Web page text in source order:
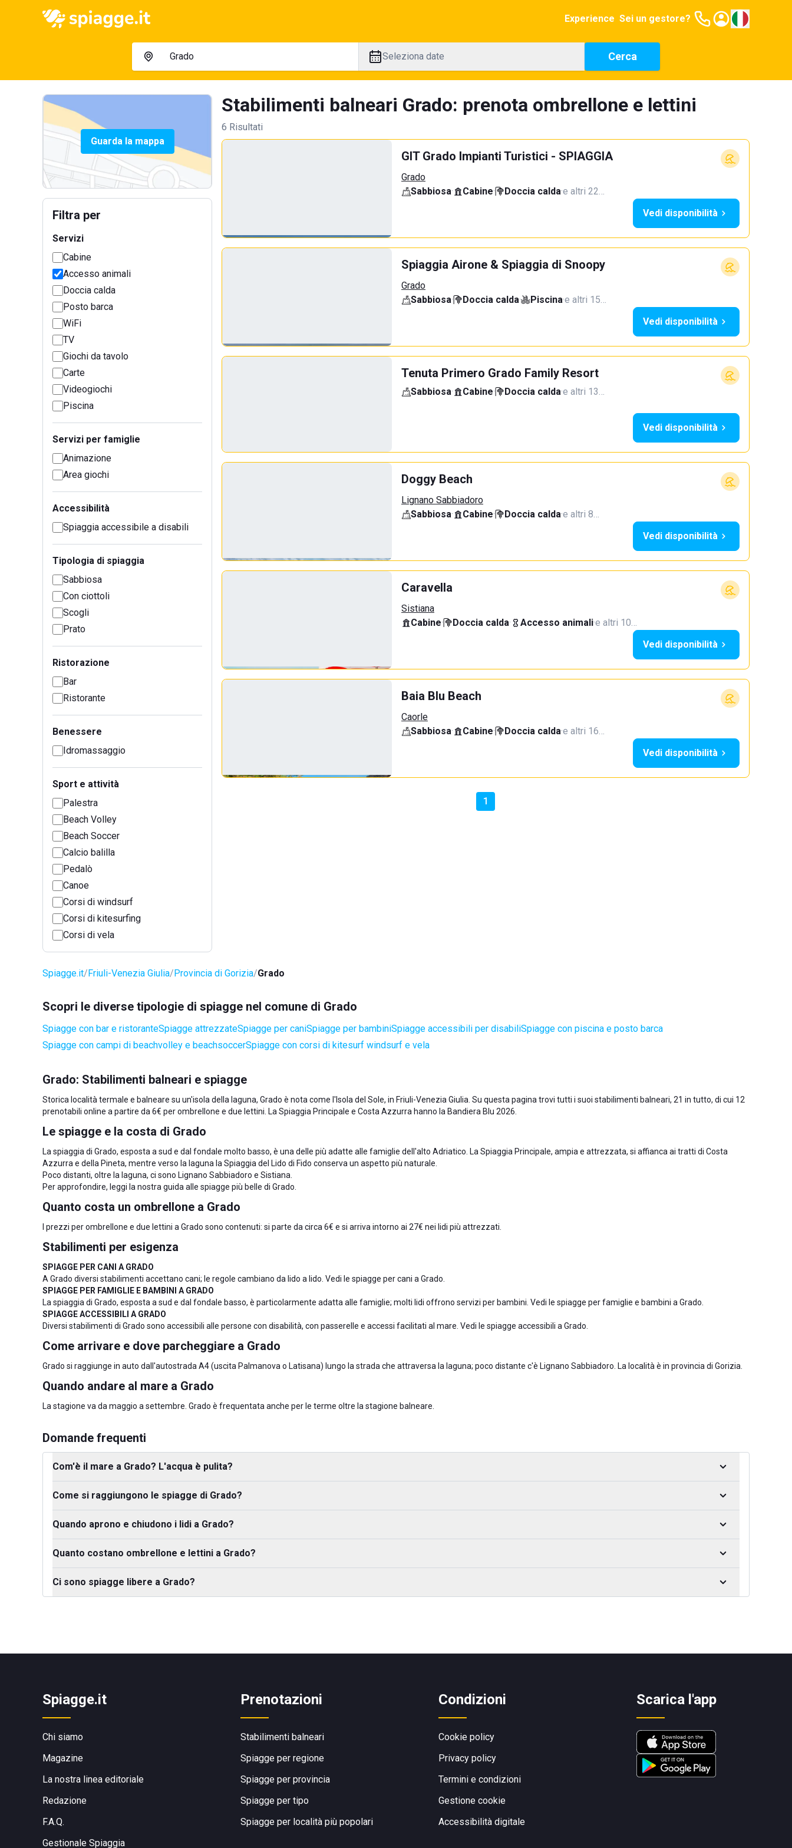
Experience Sei un gestore?
Seleziona date Cerca
Guarda la mappa
Filtra per
Servizi
Cabine
Accesso animali
Doccia calda
Posto barca
WiFi
TV
Giochi da tavolo
Carte
Videogiochi
Piscina
Servizi per famiglie
Animazione
Area giochi
Accessibilità
Spiaggia accessibile a disabili
Tipologia di spiaggia
Sabbiosa
Con ciottoli
Scogli
Prato
Ristorazione
Bar
Ristorante
Benessere
Idromassaggio
Sport e attività
Palestra
Beach Volley
Beach Soccer
Calcio balilla
Pedalò
Canoe
Corsi di windsurf
Corsi di kitesurfing
Corsi di vela
Stabilimenti balneari Grado: prenota ombrellone e lettini
6 Risultati
GIT Grado Impianti Turistici - SPIAGGIA
Grado
Sabbiosa· Cabine· Doccia calda·e altri 22…
Vedi disponibilità
Spiaggia Airone & Spiaggia di Snoopy
Grado
Sabbiosa· Doccia calda· Piscina·e altri 15…
Vedi disponibilità
Tenuta Primero Grado Family Resort
Sabbiosa· Cabine· Doccia calda·e altri 13…
Vedi disponibilità
Doggy Beach
Lignano Sabbiadoro
Sabbiosa· Cabine· Doccia calda·e altri 8…
Vedi disponibilità
Caravella
Sistiana
Cabine· Doccia calda· Accesso animali·e altri 10…
Vedi disponibilità
Baia Blu Beach
Caorle
Sabbiosa· Cabine· Doccia calda·e altri 16…
Vedi disponibilità
1
Spiagge.it Friuli-Venezia Giulia Provincia di Gorizia Grado
Scopri le diverse tipologie di spiagge nel comune di Grado
Spiagge con bar e ristoranteSpiagge attrezzateSpiagge per caniSpiagge per bambiniSpiagge accessibili per disabiliSpiagge con piscina e posto barca
Spiagge con campi di beachvolley e beachsoccerSpiagge con corsi di kitesurf windsurf e vela
Grado: Stabilimenti balneari e spiagge
Storica località termale e balneare su un'isola della laguna, Grado è nota come l'Isola del Sole, in Friuli-Venezia Giulia. Su questa pagina trovi tutti i suoi stabilimenti balneari, 21 in tutto, di cui 12
prenotabili online a partire da 6€ per ombrellone e due lettini. La Spiaggia Principale e Costa Azzurra hanno la Bandiera Blu 2026.
Le spiagge e la costa di Grado
La spiaggia di Grado, esposta a sud e dal fondale molto basso, è una delle più adatte alle famiglie dell'alto Adriatico. La Spiaggia Principale, ampia e attrezzata, si affianca ai tratti di Costa
Azzurra e della Pineta, mentre verso la laguna la Spiaggia del Lido di Fido conserva un aspetto più naturale.
Poco distanti, oltre la laguna, ci sono Lignano Sabbiadoro e Sistiana
Per approfondire, leggi la nostra guida alle spiagge più belle di Grado
Quanto costa un ombrellone a Grado
I prezzi per ombrellone e due lettini a Grado sono contenuti: si parte da circa 6€ e si arriva intorno ai 27€ nei lidi più attrezzati.
Stabilimenti per esigenza
SPIAGGE PER CANI A GRADO
A Grado diversi stabilimenti accettano cani; le regole cambiano da lido a lido. Vedi le spiagge per cani a Grado
SPIAGGE PER FAMIGLIE E BAMBINI A GRADO
La spiaggia di Grado, esposta a sud e dal fondale basso, è particolarmente adatta alle famiglie; molti lidi offrono servizi per bambini. Vedi le spiagge per famiglie e bambini a Grado
SPIAGGE ACCESSIBILI A GRADO
Diversi stabilimenti di Grado sono accessibili alle persone con disabilità, con passerelle e accessi facilitati al mare. Vedi le spiagge accessibili a Grado
Come arrivare e dove parcheggiare a Grado
Grado si raggiunge in auto dall'autostrada A4 (uscita Palmanova o Latisana) lungo la strada che attraversa la laguna; poco distante c'è Lignano Sabbiadoro . La località è in provincia di Gorizia
Quando andare al mare a Grado
La stagione va da maggio a settembre. Grado è frequentata anche per le terme oltre la stagione balneare.
Domande frequenti
Com'è il mare a Grado? L'acqua è pulita?
Come si raggiungono le spiagge di Grado?
Quando aprono e chiudono i lidi a Grado?
Quanto costano ombrellone e lettini a Grado?
Ci sono spiagge libere a Grado?
Spiagge.it
Chi siamo
Magazine
La nostra linea editoriale
Redazione
F.A.Q.
Gestionale Spiaggia
Prenotazioni
Stabilimenti balneari
Spiagge per regione
Spiagge per provincia
Spiagge per tipo
Spiagge per località più popolari
Condizioni
Cookie policy
Privacy policy
Termini e condizioni
Gestione cookie
Accessibilità digitale
Scarica l'app